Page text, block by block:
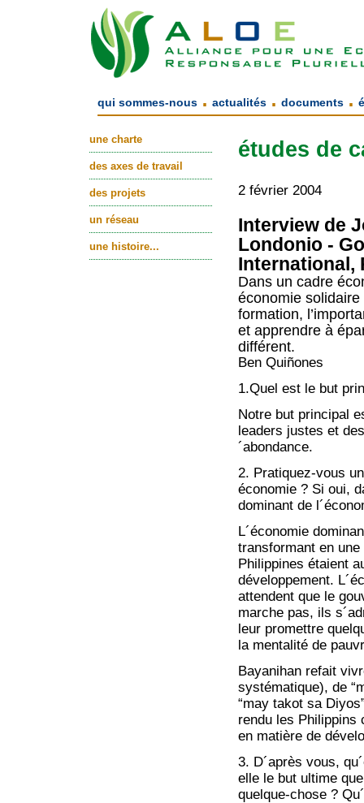
qui sommes-nous . actualités . documents .
une charte
des axes de travail
des projets
un réseau
une histoire...
études de
2 février 2004
Interview de
Londonio -
International,
Dans un cadre
économie
formation,
et apprendre à
différent.
Ben Quiñones
1.Quel est le but
Notre but principal
leaders justes et
´abondance.
2. Pratiquez-vous
économie ? Si oui,
dominant de
L´économie
transformant en
Philippines étaient
développement.
attendent que le
marche pas, ils
leur promettre
la mentalité de
Bayanihan refait
systématique), de
“may takot sa
rendu les Philippins
en matière de
3. D´après vous,
elle le but ultime
quelque-chose ?